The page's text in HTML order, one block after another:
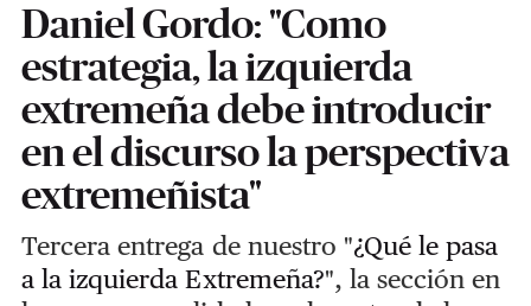
Daniel Gordo: "Como
estrategia, la izquierda
extremeña debe introducir
en el discurso la perspectiva
extremeñista"
Tercera entrega de nuestro "¿Qué le pasa
a la izquierda Extremeña?", la sección en